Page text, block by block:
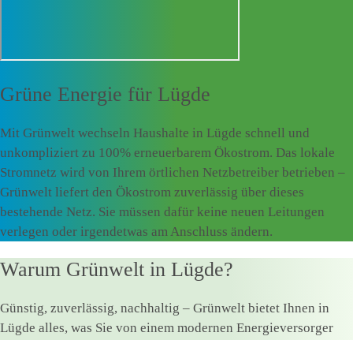
Grüne Energie für Lügde
Mit Grünwelt wechseln Haushalte in Lügde schnell und
unkompliziert zu 100% erneuerbarem Ökostrom. Das lokale
Stromnetz wird von Ihrem örtlichen Netzbetreiber betrieben –
Grünwelt liefert den Ökostrom zuverlässig über dieses
bestehende Netz. Sie müssen dafür keine neuen Leitungen
verlegen oder irgendetwas am Anschluss ändern.
Warum Grünwelt in Lügde?
Günstig, zuverlässig, nachhaltig – Grünwelt bietet Ihnen in
Lügde alles, was Sie von einem modernen Energieversorger